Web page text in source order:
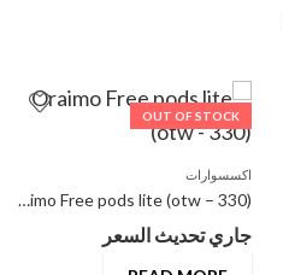
OUT OF STOCK
اكسسوارات
Oraimo Free pods lite (otw – 330)
جاري تحديث السعر